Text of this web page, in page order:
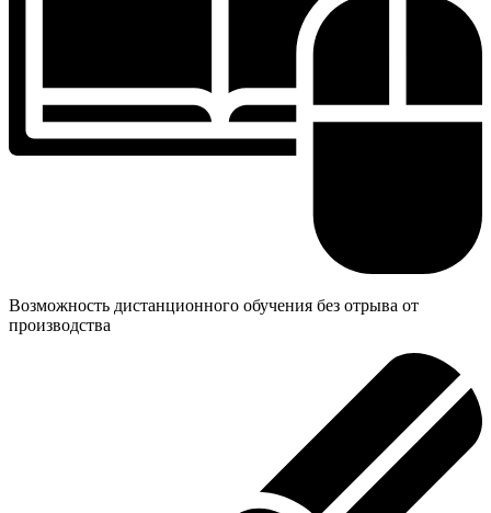
Возможность дистанционного обучения без отрыва от
производства